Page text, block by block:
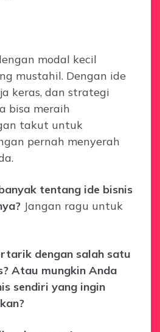
modal kecil
mustahil. Dengan ide
keras, dan strategi
bisa meraih
takut untuk
pernah menyerah
tentang ide bisnis
Jangan ragu untuk
dengan salah satu
Atau mungkin Anda
sendiri yang ingin